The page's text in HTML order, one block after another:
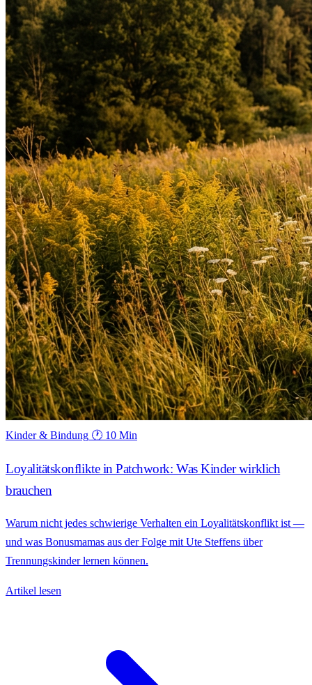
Kinder & Bindung 🕐 10 Min
Loyalitätskonflikte in Patchwork: Was Kinder wirklich
brauchen
Warum nicht jedes schwierige Verhalten ein Loyalitätskonflikt ist —
und was Bonusmamas aus der Folge mit Ute Steffens über
Trennungskinder lernen können.
Artikel lesen